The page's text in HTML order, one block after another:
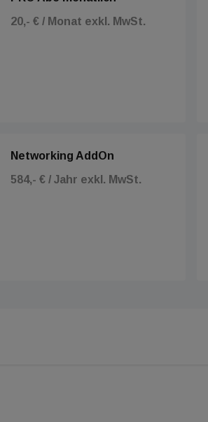
20,- € / Monat exkl. MwSt.
Networking AddOn
584,- € / Jahr exkl. MwSt.